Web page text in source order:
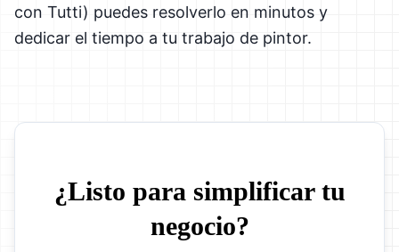
con Tutti) puedes resolverlo en minutos y
dedicar el tiempo a tu trabajo de pintor.
¿Listo para simplificar tu
negocio?